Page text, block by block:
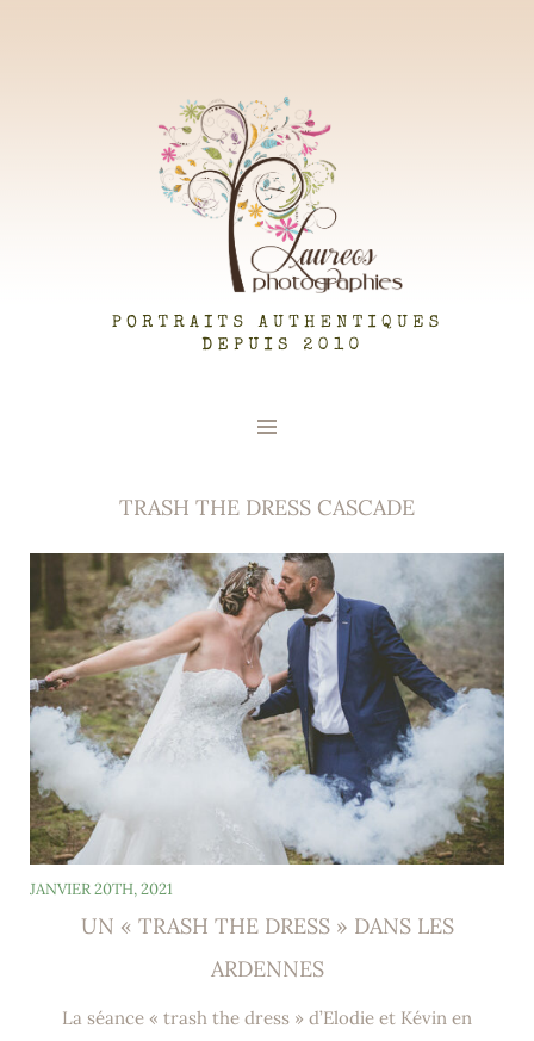
LAUREOS PHOTOGRAPHIES
TRASH THE DRESS CASCADE
JANVIER 20TH, 2021
UN « TRASH THE DRESS » DANS LES
ARDENNES
La séance « trash the dress » d’Elodie et Kévin en